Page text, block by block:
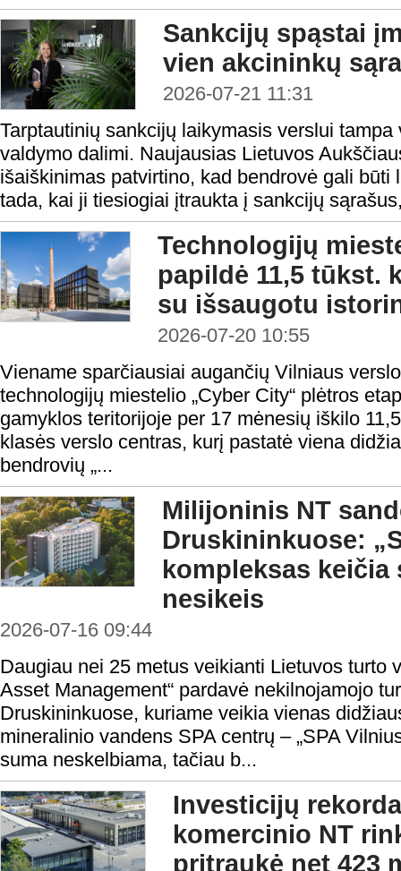
Sankcijų spąstai
vien akcininkų
2026-07-21 11:31
Tarptautinių sankcijų laikymasis verslui
valdymo dalimi. Naujausias Lietuvos
išaiškinimas patvirtino, kad bendrovė gali būti
tada, kai ji tiesiogiai įtraukta į sankcijų
Technologijų
papildė 11,5 tūkst.
su išsaugotu
2026-07-20 10:55
Viename sparčiausiai augančių Vilniaus
technologijų miestelio „Cyber City“ plėtros
gamyklos teritorijoje per 17 mėnesių iškilo
klasės verslo centras, kurį pastatė viena
bendrovių „...
Milijoninis NT
Druskininkuose:
kompleksas keičia
nesikeis
2026-07-16 09:44
Daugiau nei 25 metus veikianti Lietuvos turto
Asset Management“ pardavė nekilnojamojo
Druskininkuose, kuriame veikia vienas
mineralinio vandens SPA centrų – „SPA
suma neskelbiama, tačiau b...
Investicijų
komercinio NT
pritraukė net 423